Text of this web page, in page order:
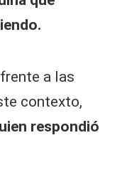
a las
contexto,
respondió